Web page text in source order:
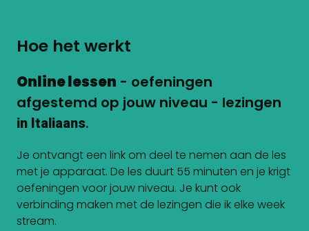
Hoe het werkt
Online lessen - oefeningen
afgestemd op jouw niveau - lezingen
in Italiaans.
Je ontvangt een link om deel te nemen aan de les
met je apparaat. De les duurt 55 minuten en je krigt
oefeningen voor jouw niveau. Je kunt ook
verbinding maken met de lezingen die ik elke week
stream.